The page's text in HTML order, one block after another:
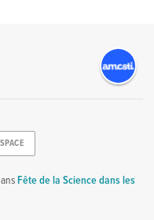
Fête de la Science dans les